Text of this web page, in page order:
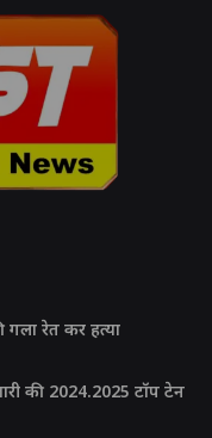
गला रेत कर हत्या
की 2024.2025 टॉप टेन